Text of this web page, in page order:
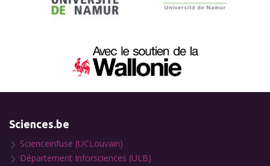
Sciences.be
Scienceinfuse (UCLouvain)
Département Inforsciences (ULB)